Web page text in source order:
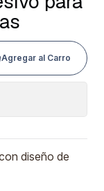
Agregar al Carro
diseño de